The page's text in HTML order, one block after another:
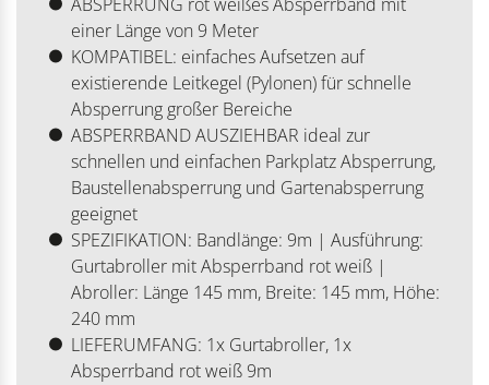
einer Länge von 9 Meter
KOMPATIBEL: einfaches Aufsetzen auf
existierende Leitkegel (Pylonen) für schnelle
Absperrung großer Bereiche
ABSPERRBAND AUSZIEHBAR ideal zur
schnellen und einfachen Parkplatz Absperrung,
Baustellenabsperrung und Gartenabsperrung
geeignet
SPEZIFIKATION: Bandlänge: 9m | Ausführung:
Gurtabroller mit Absperrband rot weiß |
Abroller: Länge 145 mm, Breite: 145 mm, Höhe:
240 mm
LIEFERUMFANG: 1x Gurtabroller, 1x
Absperrband rot weiß 9m